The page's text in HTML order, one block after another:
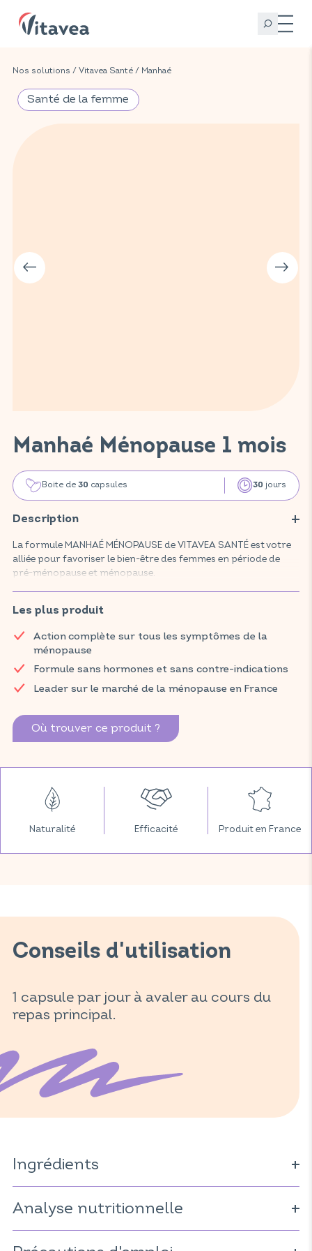
Nos solutions / Vitavea Santé / Manhaé
Manhaé Ménopause 1 mois
Boite de 30 capsules 30 jours
Description
La formule MANHAÉ MÉNOPAUSE de VITAVEA SANTÉ est votre
alliée pour favoriser le bien-être des femmes en période de
pré-ménopause et ménopause.
Ce complément alimentaire, composé d'actifs reconnus et
plébiscités tels que la vitamine B9 (acide folique), le zinc, le fer
conservation de l'éclat de la peau, à la protection des cellules
contre le stress oxydatif et au maintien de la santé de la peau,
des cheveux et des ongles.
Retrouvez vos produits VITAVEA SANTÉ dans votre pharmacie
Les plus produit
Action complète sur tous les symptômes de la
ménopause
Formule sans hormones et sans contre-indications
Leader sur le marché de la ménopause en France
Où trouver ce produit ?
Santé de la femme
Naturalité Efficacité Produit en France
Conseils d'utilisation
1 capsule par jour à avaler au cours du
repas principal.
Ingrédients
caramel ordinaire ; arôme : éthylvanilline) ; extrait de
citrus (Citrus sinensis ) ; huile de
bourrache (Borago officinalis) ; minéraux : gluconate de
fer, gluconate de zinc ; extrait lipidique de
Analyse nutritionnelle